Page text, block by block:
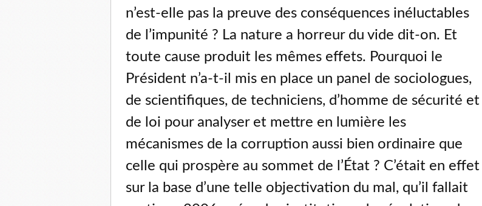
n’est-elle pas la preuve des conséquences inéluctables
de l’impunité ? La nature a horreur du vide dit-on. Et
toute cause produit les mêmes effets. Pourquoi le
Président n’a-t-il mis en place un panel de sociologues,
de scientifiques, de techniciens, d’homme de sécurité et
de loi pour analyser et mettre en lumière les
mécanismes de la corruption aussi bien ordinaire que
celle qui prospère au sommet de l’État ? C’était en effet
sur la base d’une telle objectivation du mal, qu’il fallait